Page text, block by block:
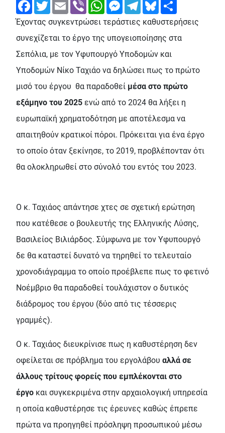
FacebookTwitterEmail Viber WhatsAppMessengerTelegramBluesky
Έχοντας συγκεντρώσει τεράστιες καθυστερήσεις
συνεχίζεται το έργο της υπογειοποίησης στα
Σεπόλια, με τον Υφυπουργό Υποδομών και
Υποδομών Νίκο Ταχιάο να δηλώσει πως το πρώτο
μισό του έργου θα παραδοθεί μέσα στο πρώτο
εξάμηνο του 2025 ενώ από το 2024 θα λήξει η
ευρωπαϊκή χρηματοδότηση με αποτέλεσμα να
απαιτηθούν κρατικοί πόροι. Πρόκειται για ένα έργο
το οποίο όταν ξεκίνησε, το 2019, προβλέπονταν ότι
θα ολοκληρωθεί στο σύνολό του εντός του 2023.
Ο κ. Ταχιάος απάντησε χτες σε σχετική ερώτηση
που κατέθεσε ο βουλευτής της Ελληνικής Λύσης,
Βασιλείος Βιλιάρδος. Σύμφωνα με τον Υφυπουργό
δε θα καταστεί δυνατό να τηρηθεί το τελευταίο
χρονοδιάγραμμα το οποίο προέβλεπε πως το φετινό
Νοέμβριο θα παραδοθεί τουλάχιστον ο δυτικός
διάδρομος του έργου (δύο από τις τέσσερις
γραμμές).
Ο κ. Ταχιάος διευκρίνισε πως η καθυστέρηση δεν
οφείλεται σε πρόβλημα του εργολάβου αλλά σε
άλλους τρίτους φορείς που εμπλέκονται στο
έργο και συγκεκριμένα στην αρχαιολογική υπηρεσία
η οποία καθυστέρησε τις έρευνες καθώς έπρεπε
πρώτα να προηγηθεί πρόσληψη προσωπικού μέσω